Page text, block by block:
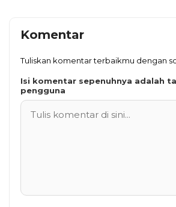
Komentar
Tuliskan komentar terbaikmu dengan
Isi komentar sepenuhnya adalah
pengguna